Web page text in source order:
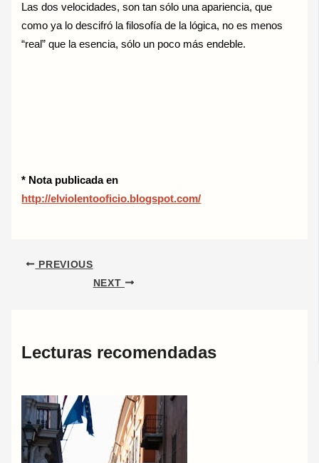
Las dos velocidades, son tan sólo una apariencia, que
como ya lo descifró la filosofía de la lógica, no es menos
“real” que la esencia, sólo un poco más endeble.
* Nota publicada en
http://elviolentooficio.blogspot.com/
PREVIOUS
NEXT
Lecturas recomendadas